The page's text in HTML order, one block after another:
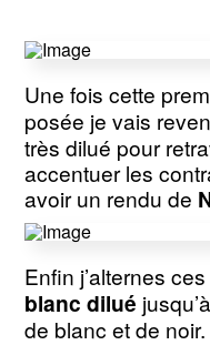
Une fois cette
posée je vais
très dilué pour
accentuer les
avoir un rendu de
Enfin j’alternes
blanc dilué
de blanc et de noir.